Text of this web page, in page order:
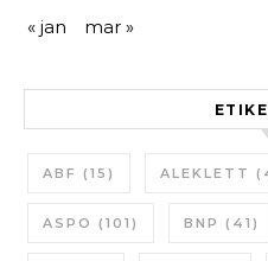
« jan mar »
ABF (15) ALEKLETT
ASPO (101) BNP (41)